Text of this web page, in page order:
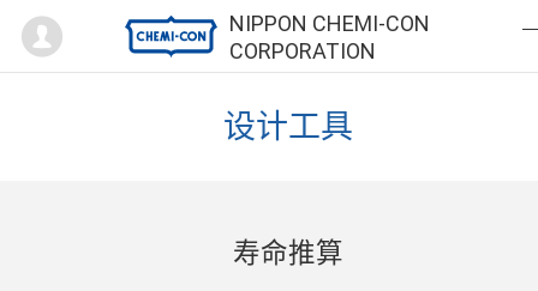
NIPPON CHEMI-CON
CORPORATION
Mypage
设计工具
寿命推算